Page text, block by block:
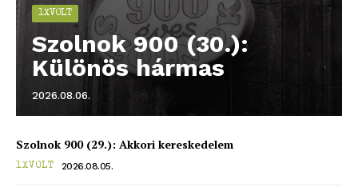
blogSZOLNOK
szubjektív élményportál
1XVOLT
Szolnok 900 (30.):
Különös hármas
2026.08.06.
Szolnok 900 (29.): Akkori kereskedelem
1XVOLT 2026.08.05.